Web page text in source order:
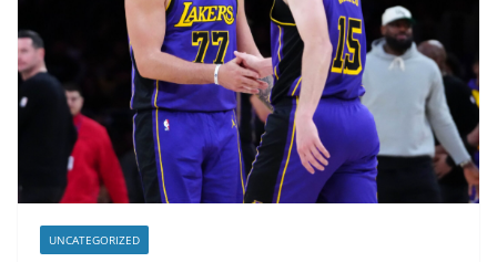
UNCATEGORIZED